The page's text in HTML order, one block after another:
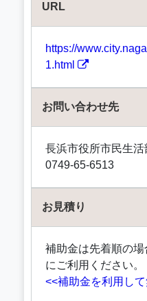
URL
https://
1.html
お問い合わせ先
長浜市役所市民生
0749-65-6513
お見積り
補助金は先着順の
にご利用ください。
<<補助金を利用し